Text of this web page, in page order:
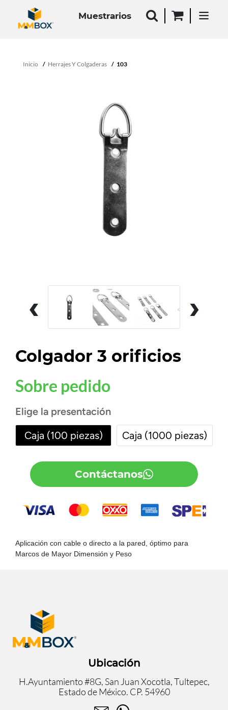
Muestrarios
Inicio Herrajes Y Colgaderas 103
‹ ›
Colgador 3 orificios
Sobre pedido
Elige la presentación
Caja (100 piezas)
Caja (1000 piezas)
Contáctanos
Aplicación con cable o directo a la pared, óptimo para
Marcos de Mayor Dimensión y Peso
Ubicación
H.Ayuntamiento #8G, San Juan Xocotla, Tultepec,
Estado de México. CP. 54960